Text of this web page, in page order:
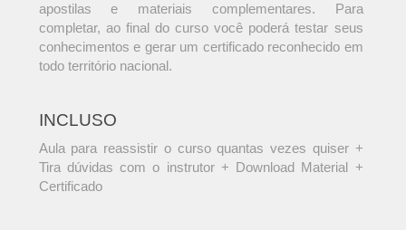
apostilas e materiais complementares. Para
completar, ao final do curso você poderá testar seus
conhecimentos e gerar um certificado reconhecido em
todo território nacional.
INCLUSO
Aula para reassistir o curso quantas vezes quiser +
Tira dúvidas com o instrutor + Download Material +
Certificado